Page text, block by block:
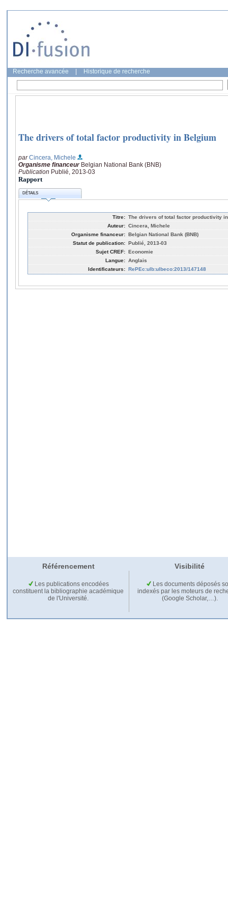
Recherche avancée Historique de recherche
The drivers of total factor productivity in Belgium
parCincera, Michele
Organisme financeur Belgian National Bank (BNB)
Publication Publié, 2013-03
Rapport
DÉTAILS
Titre: The drivers of total factor productivity
Auteur: Cincera, Michele
Organisme financeur: Belgian National Bank (BNB)
Statut de publication: Publié, 2013-03
Sujet CREF: Economie
Langue: Anglais
Identificateurs: RePEc:ulb:ulbeco:2013/147148
Référencement Visibilité
Les publications encodées
constituent la bibliographie académique
de l'Université.
Les documents déposés
indexés par les moteurs de
(Google Scholar,…).